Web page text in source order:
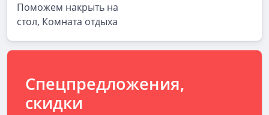
Поможем накрыть на
стол, Комната отдыха
Спецпредложения,
скидки